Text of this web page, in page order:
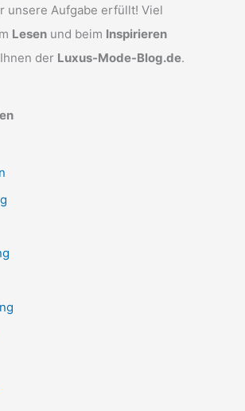
unsere Aufgabe erfüllt! Viel
Lesen und beim Inspirieren
der Luxus-Mode-Blog.de.